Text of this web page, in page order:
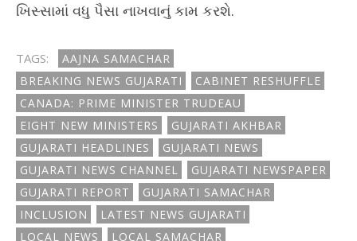
ખિસ્સામાં વધુ પૈસા નાખવાનું કામ કરશે.
TAGS:
AAJNA SAMACHAR
BREAKING NEWS GUJARATI
CABINET RESHUFFLE
CANADA: PRIME MINISTER TRUDEAU
EIGHT NEW MINISTERS
GUJARATI AKHBAR
GUJARATI HEADLINES
GUJARATI NEWS
GUJARATI NEWS CHANNEL
GUJARATI NEWSPAPER
GUJARATI REPORT
GUJARATI SAMACHAR
INCLUSION
LATEST NEWS GUJARATI
LOCAL NEWS
LOCAL SAMACHAR